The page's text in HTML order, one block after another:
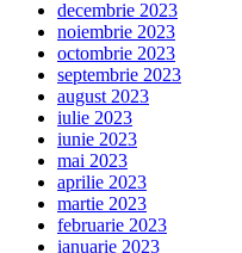
decembrie 2023
noiembrie 2023
octombrie 2023
septembrie 2023
august 2023
iulie 2023
iunie 2023
mai 2023
aprilie 2023
martie 2023
februarie 2023
ianuarie 2023